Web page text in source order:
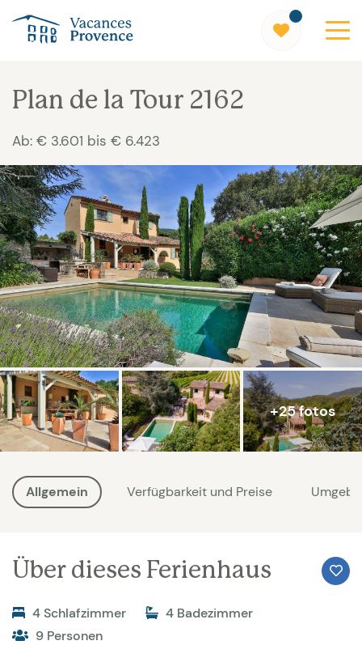
Plan de la Tour 2162
Ab: € 3.601 bis € 6.423
+25 fotos
Allgemein Verfügbarkeit und Preise
Über dieses Ferienhaus
4 Schlafzimmer
4 Badezimmer
9 Personen